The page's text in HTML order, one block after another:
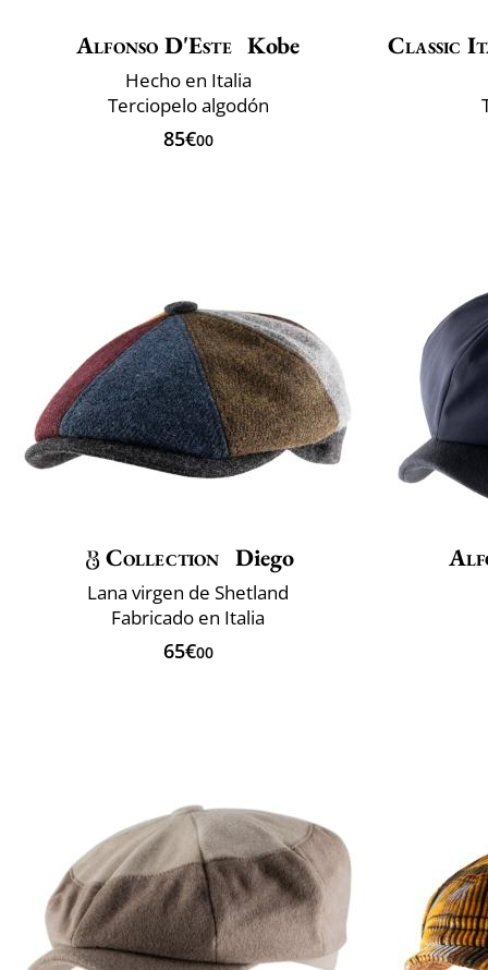
Alfonso D'Este Kobe
Hecho en Italia
Terciopelo algodón
85€00
Classic
Collection Diego
Lana virgen de Shetland
Fabricado en Italia
65€00